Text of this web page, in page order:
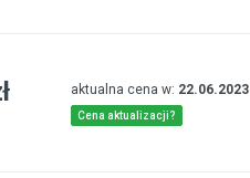
aktualna cena w: 22.06.2023
Cena aktualizacji?